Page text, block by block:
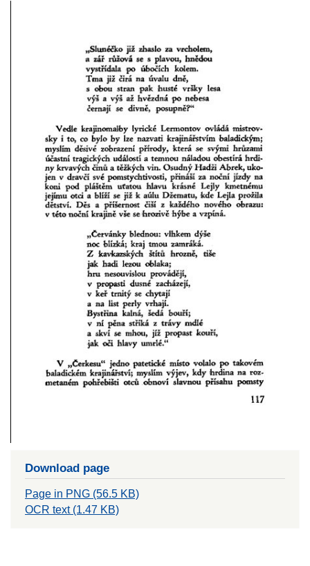
Download page
Page in PNG (56.5 KB)
OCR text (1.47 KB)